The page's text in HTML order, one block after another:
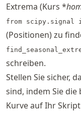
Extrema (Kurs *
from scipy.signal
(Positionen) zu
schreiben.
Stellen Sie sicher,
sind, indem Sie
Kurve auf Ihr